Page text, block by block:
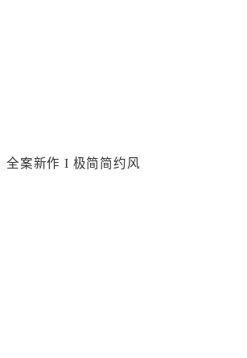
全案新作 I 极简简约风